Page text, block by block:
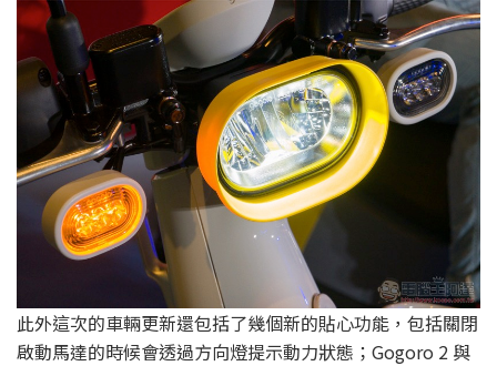
此外這次的車輛更新還包括了幾個新的貼心功能，包括關閉
啟動馬達的時候會透過方向燈提示動力狀態；Gogoro 2 與